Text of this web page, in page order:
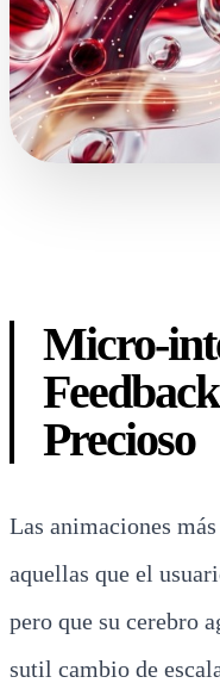
Micro-
Precioso
Las animaciones
aquellas que el
pero que su cerebro
sutil cambio de